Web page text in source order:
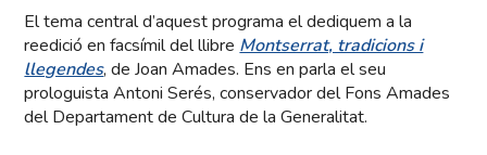
El tema central d’aquest programa el dediquem a la
reedició en facsímil del llibre Montserrat, tradicions i
llegendes, de Joan Amades. Ens en parla el seu
prologuista Antoni Serés, conservador del Fons Amades
del Departament de Cultura de la Generalitat.